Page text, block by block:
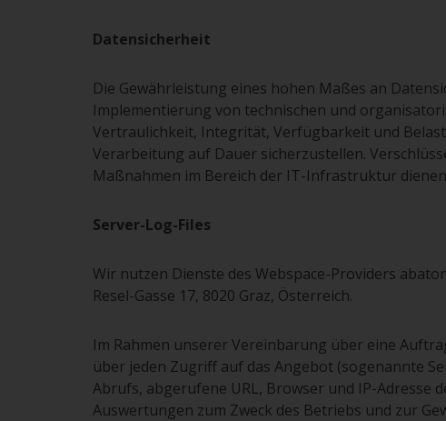
Datensicherheit
Die Gewährleistung eines hohen Maßes an
Implementierung von technischen und
Vertraulichkeit, Integrität, Verfügbarkeit und
Verarbeitung auf Dauer sicherzustellen.
Maßnahmen im Bereich der IT-Infrastruktur
Server-Log-Files
Wir nutzen Dienste des Webspace-Providers
Resel-Gasse 17, 8020 Graz, Österreich.
Im Rahmen unserer Vereinbarung über eine
über jeden Zugriff auf das Angebot (sogenannte
Abrufs, abgerufene URL, Browser und IP-
Auswertungen zum Zweck des Betriebs und zur